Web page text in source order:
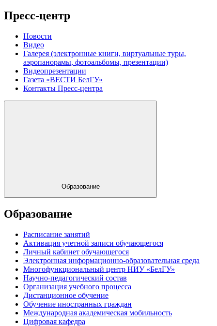
Пресс-центр
Новости
Видео
Галерея (электронные книги, виртуальные туры,
аэропанорамы, фотоальбомы, презентации)
Видеопрезентации
Газета «ВЕСТИ БелГУ»
Контакты Пресс-центра
Образование
Образование
Расписание занятий
Активация учетной записи обучающегося
Личный кабинет обучающегося
Электронная информационно-образовательная среда
Многофункциональный центр НИУ «БелГУ»
Научно-педагогический состав
Организация учебного процесса
Дистанционное обучение
Обучение иностранных граждан
Международная академическая мобильность
Цифровая кафедра